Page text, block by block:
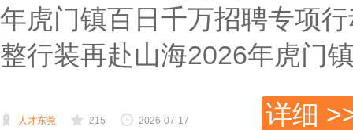
年虎门镇百日千万招聘专项
整行装再赴山海2026年虎门
人才东莞 215 2026-07-17 详细